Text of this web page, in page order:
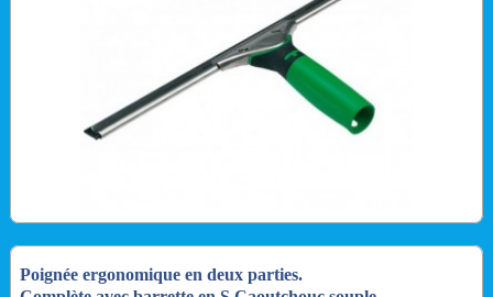
Poignée ergonomique en deux parties.